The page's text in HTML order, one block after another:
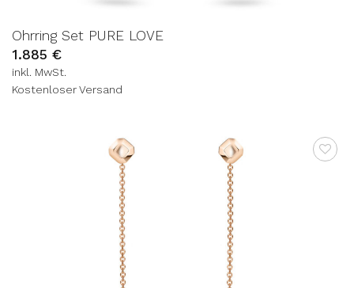
Ohrring Set PURE LOVE
1.885 €
inkl. MwSt.
Kostenloser Versand